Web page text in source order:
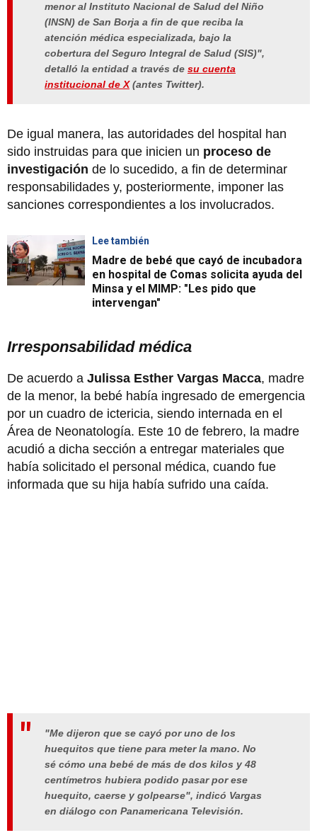
menor al Instituto Nacional de Salud del Niño
(INSN) de San Borja a fin de que reciba la
atención médica especializada, bajo la
cobertura del Seguro Integral de Salud (SIS)",
detalló la entidad a través de su cuenta
institucional de X(antes Twitter).
De igual manera, las autoridades del hospital han
sido instruidas para que inicien un proceso de
investigación de lo sucedido, a fin de determinar
responsabilidades y, posteriormente, imponer las
sanciones correspondientes a los involucrados.
Lee también
Madre de bebé que cayó de incubadora
en hospital de Comas solicita ayuda del
Minsa y el MIMP: "Les pido que
intervengan"
Irresponsabilidad médica
De acuerdo a Julissa Esther Vargas Macca, madre
de la menor, la bebé había ingresado de emergencia
por un cuadro de ictericia, siendo internada en el
Área de Neonatología. Este 10 de febrero, la madre
acudió a dicha sección a entregar materiales que
había solicitado el personal médica, cuando fue
informada que su hija había sufrido una caída.
"Me dijeron que se cayó por uno de los
huequitos que tiene para meter la mano. No
sé cómo una bebé de más de dos kilos y 48
centímetros hubiera podido pasar por ese
huequito, caerse y golpearse", indicó Vargas
en diálogo con Panamericana Televisión.